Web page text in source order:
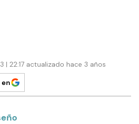
| 22:17 actualizado hace 3 años